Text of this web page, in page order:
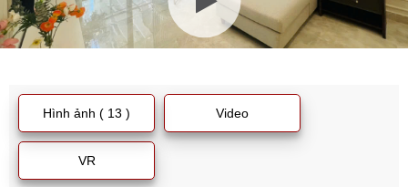
Hình ảnh ( 13 ) Video
VR